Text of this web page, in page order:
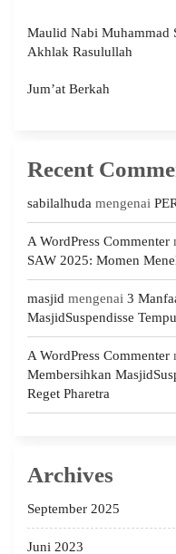
Maulid Nabi Muhammad
Akhlak Rasulullah
Jum’at Berkah
Recent
sabilalhuda mengenai
A WordPress Commenter
SAW 2025: Momen
masjid mengenai 3
MasjidSuspendisse
A WordPress Commenter
Membersihkan
Reget Pharetra
Archives
September 2025
Juni 2023